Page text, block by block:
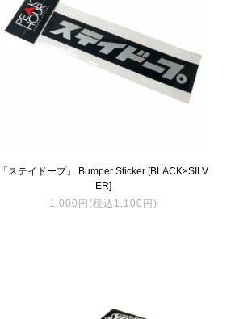
「ステイドープ」 Bumper Sticker [BLACK×SILV
ER]
1,000円(税込1,100円)